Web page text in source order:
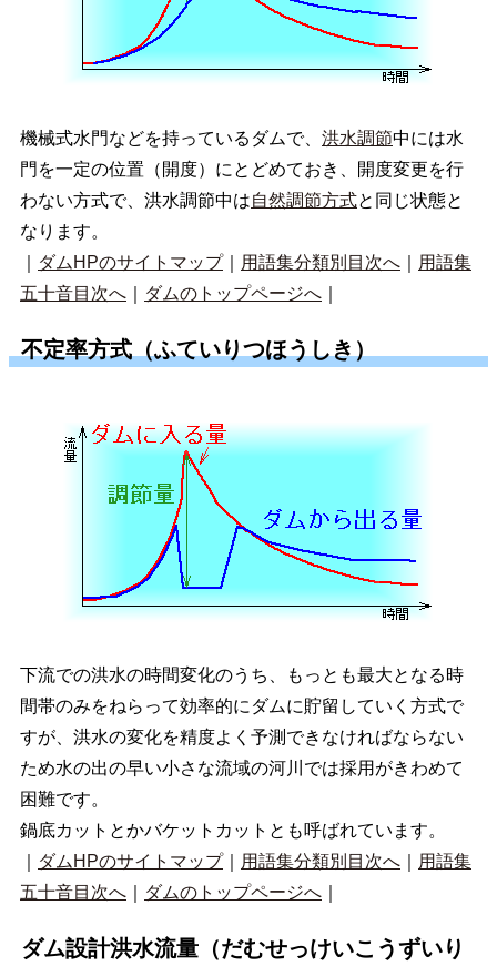
機械式水門などを持っているダムで、 洪水調節中には水
門を一定の位置（開度）にとどめておき、開度変更を行
わない方式で、洪水調節中は自然調節方式と同じ状態と
なります。
ダムHPのサイトマップ｜ 用語集分類別目次へ
用語集
五十音目次へ
ダムのトップページへ
不定率方式（ふていりつほうしき）
下流での洪水の時間変化のうち、もっとも最大となる時
間帯のみをねらって効率的にダムに貯留していく方式で
すが、洪水の変化を精度よく予測できなければならない
ため水の出の早い小さな流域の河川では採用がきわめて
困難です。
鍋底カットとかバケットカットとも呼ばれています。
ダムHPのサイトマップ｜ 用語集分類別目次へ
用語集
五十音目次へ
ダムのトップページへ
ダム設計洪水流量（だむせっけいこうずいり